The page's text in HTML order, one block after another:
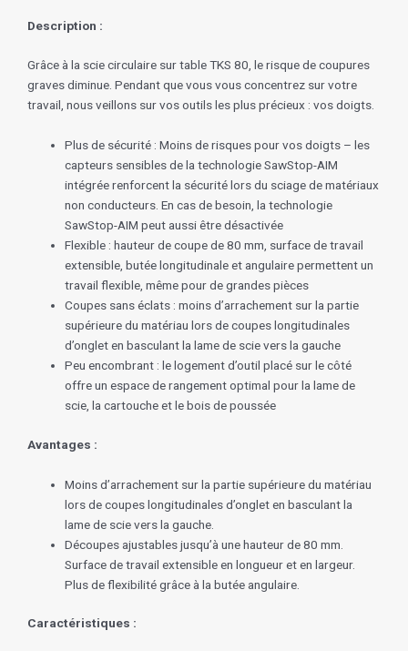
Description :
Grâce à la scie circulaire sur table TKS 80, le risque de coupures
graves diminue. Pendant que vous vous concentrez sur votre
travail, nous veillons sur vos outils les plus précieux : vos doigts.
Plus de sécurité : Moins de risques pour vos doigts – les
capteurs sensibles de la technologie SawStop-AIM
intégrée renforcent la sécurité lors du sciage de matériaux
non conducteurs. En cas de besoin, la technologie
SawStop-AIM peut aussi être désactivée
Flexible : hauteur de coupe de 80 mm, surface de travail
extensible, butée longitudinale et angulaire permettent un
travail flexible, même pour de grandes pièces
Coupes sans éclats : moins d’arrachement sur la partie
supérieure du matériau lors de coupes longitudinales
d’onglet en basculant la lame de scie vers la gauche
Peu encombrant : le logement d’outil placé sur le côté
offre un espace de rangement optimal pour la lame de
scie, la cartouche et le bois de poussée
Avantages :
Moins d’arrachement sur la partie supérieure du matériau
lors de coupes longitudinales d’onglet en basculant la
lame de scie vers la gauche.
Découpes ajustables jusqu’à une hauteur de 80 mm.
Surface de travail extensible en longueur et en largeur.
Plus de flexibilité grâce à la butée angulaire.
Caractéristiques :